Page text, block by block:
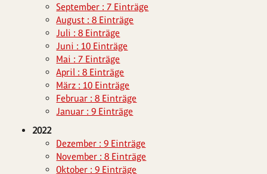
September : 7 Einträge
August : 8 Einträge
Juli : 8 Einträge
Juni : 10 Einträge
Mai : 7 Einträge
April : 8 Einträge
März : 10 Einträge
Februar : 8 Einträge
Januar : 9 Einträge
2022
Dezember : 9 Einträge
November : 8 Einträge
Oktober : 9 Einträge